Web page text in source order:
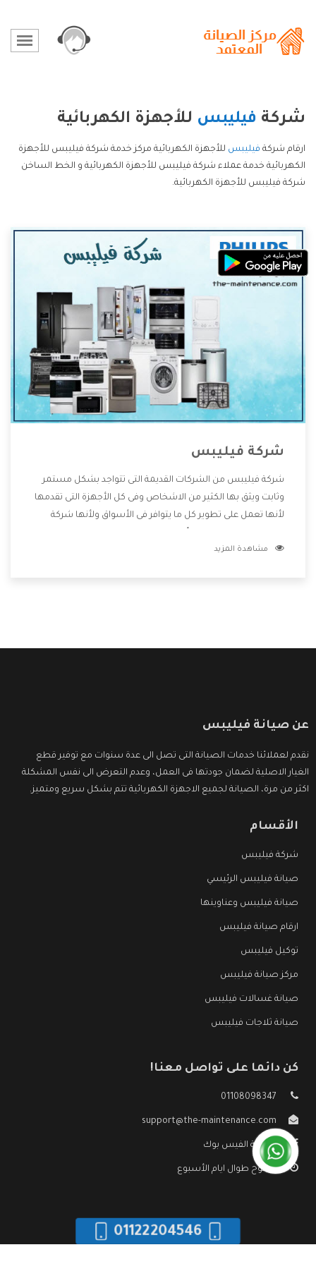
شركة فيليبس للأجهزة الكهربائية
ارقام شركة فيليبس للأجهزة الكهربائية مركز خدمة شركة فيليبس للأجهزة
الكهربائية خدمة عملاء شركة فيليبس للأجهزة الكهربائية و الخط الساخن
شركة فيليبس للأجهزة الكهربائية.
شركة فيليبس
شركة فيليبس من الشركات القديمة التى تتواجد بشكل مستمر
وثابت ويثق بها الكثير من الاشخاص وفى كل الأجهزة التى تقدمها
لأنها تعمل على تطوير كل ما يتوافر فى الأسواق ولأنها شركة
وتقدم للعملاء أقوى العروض والخصومات التى تسهل على
مشاهدة المزيد
عن صيانة فيليبس
نقدم لعملائنا خدمات الصيانة التى تصل الى عدة سنوات مع توفير قطع
الغيار الاصلية لضمان جودتها فى العمل، وعدم التعرض الى نفس المشكلة
اكثر من مرة، الصيانة لجميع الاجهزة الكهربائية تتم بشكل سريع ومتميز.
الأقسام
شركة فيليبس
صيانة فيليبس الرئيسي
صيانة فيليبس وعناوينها
ارقام صيانة فيليبس
توكيل فيليبس
مركز صيانة فيليبس
صيانة غسالات فيليبس
صيانة ثلاجات فيليبس
كن دائما على تواصل معنا!
01108098347
support@the-maintenance.com
صفحة الفيس بوك
مفتوح طوال ايام الأسبوع
01122204546